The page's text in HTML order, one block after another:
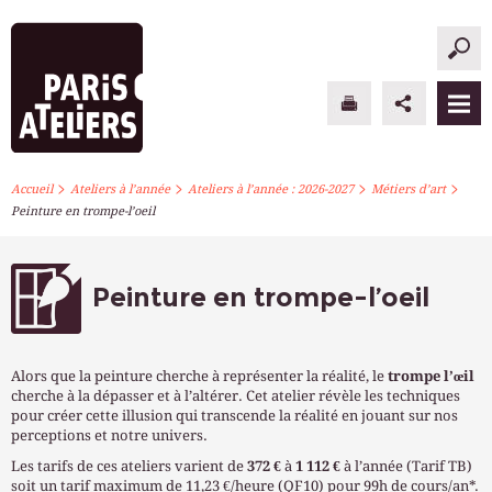
PARIS ATELIERS
ATELIERS À L’ANNÉE
INFOS PRATIQUES
S’INSCRIRE
Accueil> Ateliers à l’année> Ateliers à l’année : 2026-2027> Métiers d’art>
Peinture en trompe-l’oeil
Peinture en trompe-l’oeil
Alors que la peinture cherche à représenter la réalité, le trompe l’œil
cherche à la dépasser et à l’altérer. Cet atelier révèle les techniques
pour créer cette illusion qui transcende la réalité en jouant sur nos
perceptions et notre univers.
Les tarifs de ces ateliers varient de 372 € à 1 112 € à l’année (Tarif TB)
soit un tarif maximum de 11,23 €/heure (QF10) pour 99h de cours/an*.